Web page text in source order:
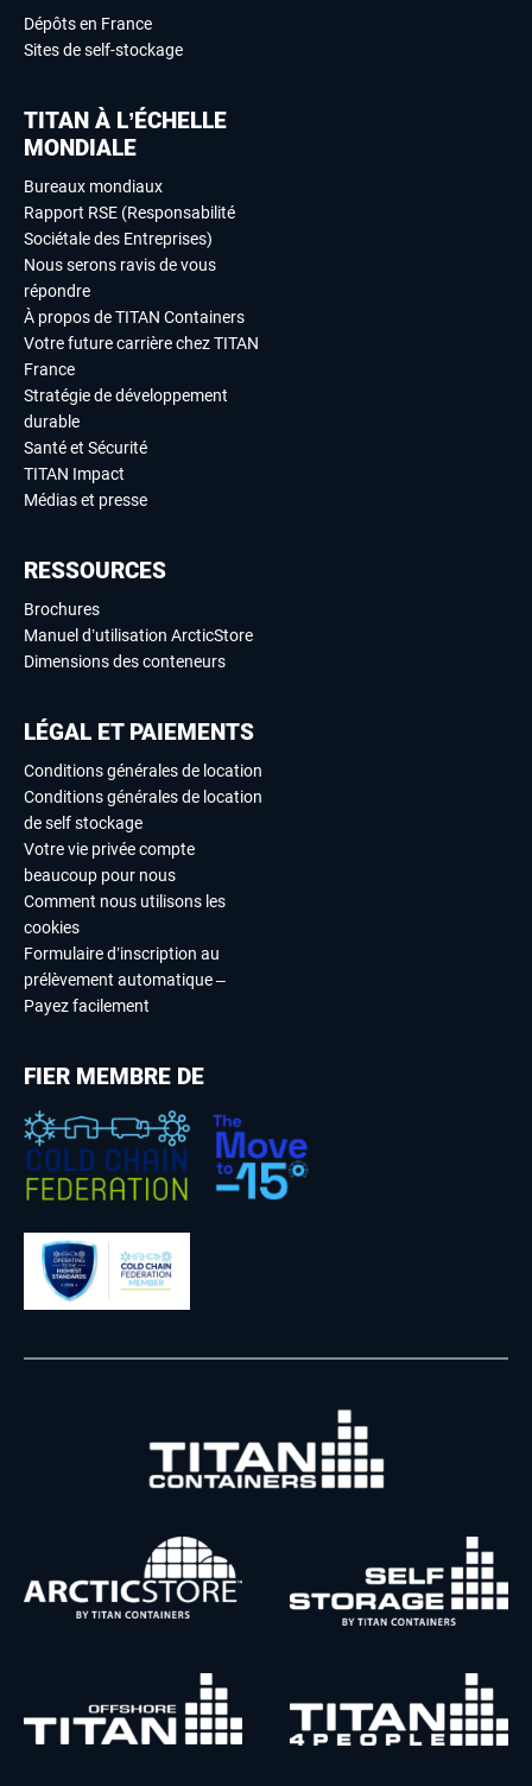
Dépôts en France
Sites de self-stockage
TITAN À L’ÉCHELLE
MONDIALE
Bureaux mondiaux
Rapport RSE (Responsabilité
Sociétale des Entreprises)
Nous serons ravis de vous
répondre
À propos de TITAN Containers
Votre future carrière chez TITAN
France
Stratégie de développement
durable
Santé et Sécurité
TITAN Impact
Médias et presse
RESSOURCES
Brochures
Manuel d’utilisation ArcticStore
Dimensions des conteneurs
LÉGAL ET PAIEMENTS
Conditions générales de location
Conditions générales de location
de self stockage
Votre vie privée compte
beaucoup pour nous
Comment nous utilisons les
cookies
Formulaire d’inscription au
prélèvement automatique –
Payez facilement
FIER MEMBRE DE